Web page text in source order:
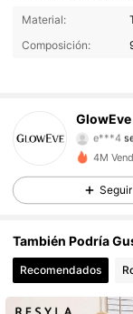
Material:
Composición:
GlowEve
4,78
4,78
4,78
4,78
4M
Seguir
También Podría
Recomendados